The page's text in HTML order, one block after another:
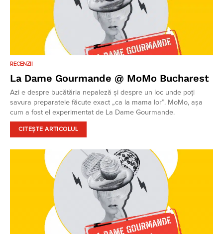
RECENZII
La Dame Gourmande @ MoMo Bucharest
Azi e despre bucătăria nepaleză și despre un loc unde poți
savura preparatele făcute exact „ca la mama lor”. MoMo, așa
cum a fost el experimentat de La Dame Gourmande.
CITEȘTE ARTICOLUL